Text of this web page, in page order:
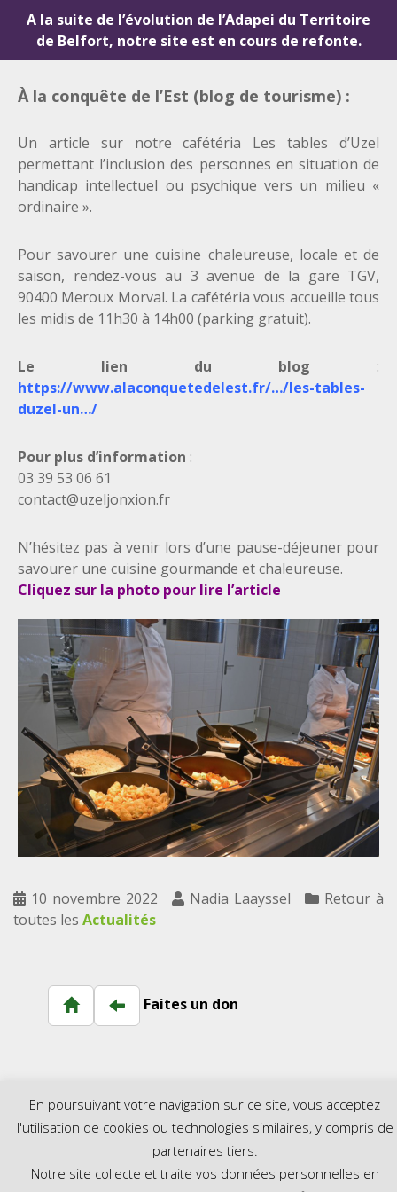
A la suite de l’évolution de l’Adapei du Territoire
de Belfort, notre site est en cours de refonte.
À la conquête de l’Est (blog de tourisme) :
Un article sur notre cafétéria Les tables d’Uzel
permettant l’inclusion des personnes en situation de
handicap intellectuel ou psychique vers un milieu «
ordinaire ».
Pour savourer une cuisine chaleureuse, locale et de
saison, rendez-vous au 3 avenue de la gare TGV,
90400 Meroux Morval. La cafétéria vous accueille tous
les midis de 11h30 à 14h00 (parking gratuit).
Le lien du blog :
https://www.alaconquetedelest.fr/…/les-tables-
duzel-un…/
Pour plus d’information :
03 39 53 06 61
contact@uzeljonxion.fr
N’hésitez pas à venir lors d’une pause-déjeuner pour
savourer une cuisine gourmande et chaleureuse.
Cliquez sur la photo pour lire l’article
10 novembre 2022 Nadia Laayssel
Retour à
toutes les Actualités
Faites un don
--- Newsletter---
[sibwp_form id=1]
En poursuivant votre navigation sur ce site, vous acceptez
l'utilisation de cookies ou technologies similaires, y compris de
partenaires tiers.
Notre site collecte et traite vos données personnelles en